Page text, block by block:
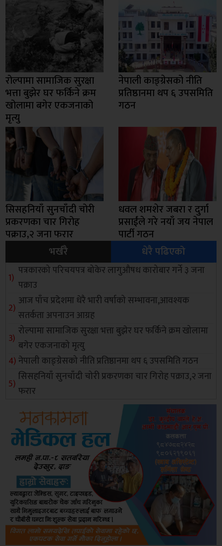
रोल्पामा सामाजिक सुरक्षा
भत्ता बुझेर घर फर्किने क्रम
खोलामा बगेर एकजनाको
मृत्यु
नेपाली काङ्ग्रेसको नीति
प्रतिष्ठानमा थप ६ उपसमिति
गठन
सिसहनियाँ सुनचाँदी चोरी
प्रकरणका चार गिरोह
पक्राउ,२ जना फरार
धवल शमशेर जबरा र दुर्गा
प्रसाईंले गरे नयाँ जय नेपाल
पार्टी गठन
भर्खरै
धेरै पढिएको
पत्रकारको परिचयपत्र बोकेर लागुऔषध कारोबार गर्ने ३ जना
पक्राउ
आज पाँच प्रदेशमा धेरै भारी वर्षाको सम्भावना,आवश्यक
सतर्कता अपनाउन आग्रह
रोल्पामा सामाजिक सुरक्षा भत्ता बुझेर घर फर्किने क्रम खोलामा
बगेर एकजनाको मृत्यु
नेपाली काङ्ग्रेसको नीति प्रतिष्ठानमा थप ६ उपसमिति गठन
सिसहनियाँ सुनचाँदी चोरी प्रकरणका चार गिरोह पक्राउ,२ जना
फरार